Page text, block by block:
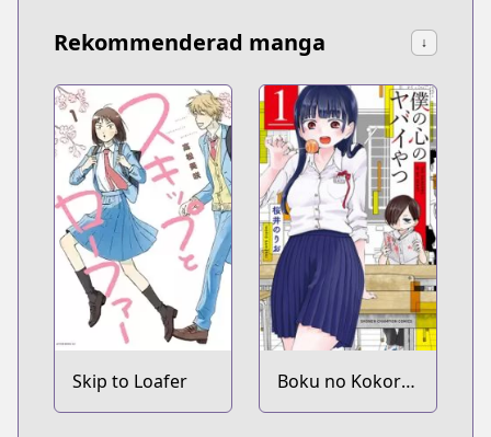
Rekommenderad manga ↓
Skip to Loafer
Boku no Kokoro
no Yabai Yatsu